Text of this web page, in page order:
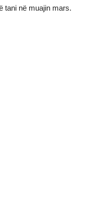
tani në muajin mars.